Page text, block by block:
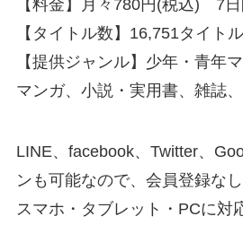
【料金】月々780円(税込) 7日
【タイトル数】16,751タイト
【提供ジャンル】少年・青年
マンガ、小説・実用書、雑誌
LINE、facebook、Twitter、
ンも可能なので、会員登録なし
スマホ・タブレット・PCに対